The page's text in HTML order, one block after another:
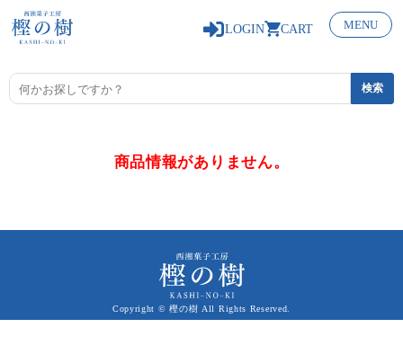
LOGIN CART MENU
商品情報がありません。
Copyright © 樫の樹 All Rights Reserved.